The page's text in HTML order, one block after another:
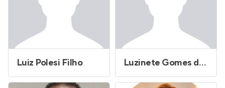
Luiz Polesi Filho Luzinete Gomes da Silva de Souza